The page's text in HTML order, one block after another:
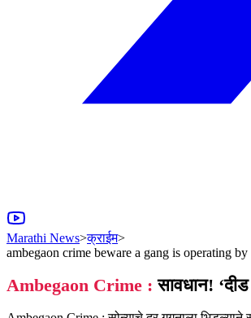
Marathi News>क्राईम>
ambegaon crime beware a gang is operating
Ambegaon Crime : सावधान!